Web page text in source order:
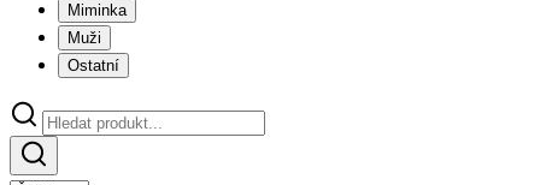
Miminka
Muži
Ostatní